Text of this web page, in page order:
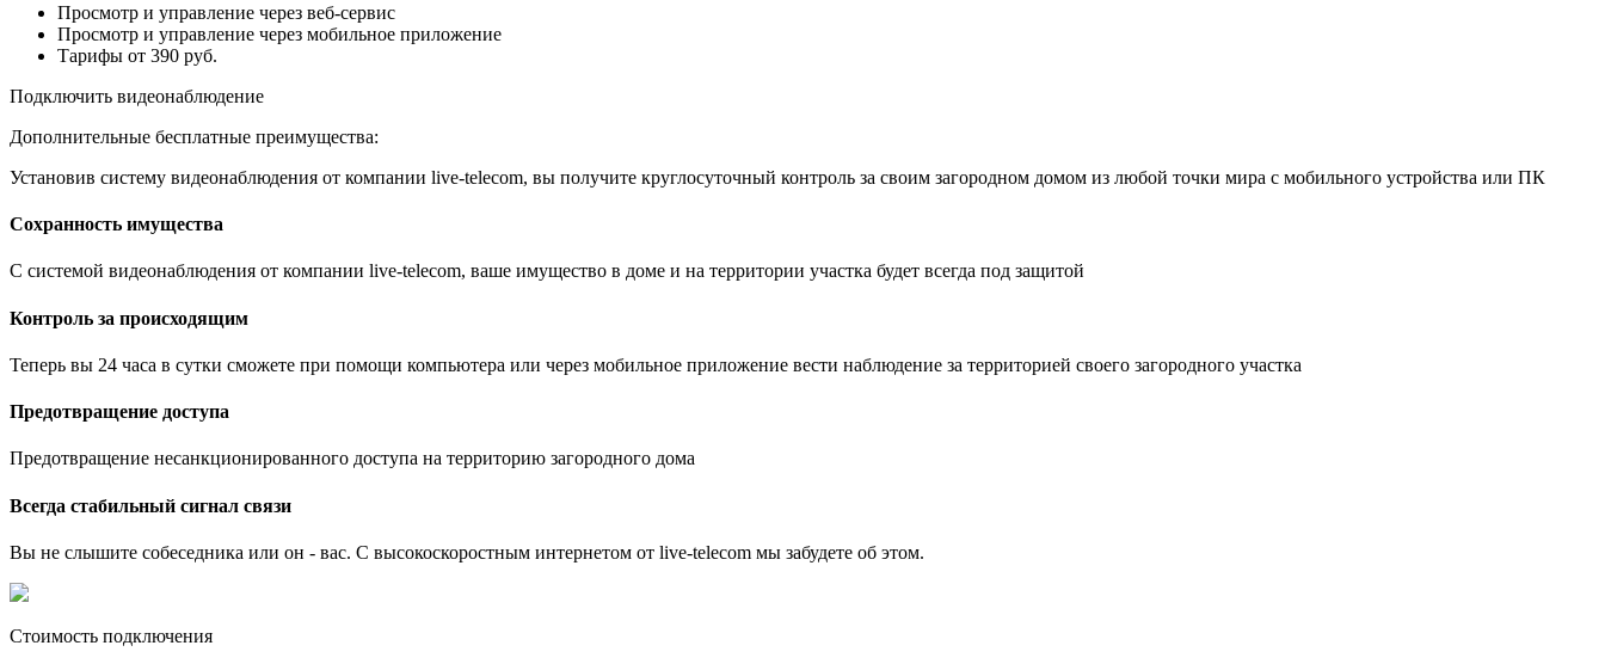
Просмотр и управление через веб-сервис
Просмотр и управление через мобильное приложение
Тарифы от 390 руб.
Подключить видеонаблюдение
Дополнительные бесплатные преимущества:
Установив систему видеонаблюдения от компании live-telecom, вы получите круглосуточный контроль за своим загородном домом из любой точки мира с мобильного устройства или ПК
Сохранность имущества
С системой видеонаблюдения от компании live-telecom, ваше имущество в доме и на территории участка будет всегда под защитой
Контроль за происходящим
Теперь вы 24 часа в сутки сможете при помощи компьютера или через мобильное приложение вести наблюдение за территорией своего загородного участка
Предотвращение доступа
Предотвращение несанкционированного доступа на территорию загородного дома
Всегда стабильный сигнал связи
Вы не слышите собеседника или он - вас. С высокоскоростным интернетом от live-telecom мы забудете об этом.
Стоимость подключения